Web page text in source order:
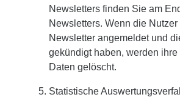
Newsletters finden Sie am
Newsletters. Wenn die
Newsletter angemeldet und
gekündigt haben, werden
Daten gelöscht.
Statistische